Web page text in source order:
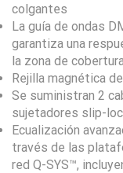
colgantes
La guía de ondas
garantiza una
la zona de
Rejilla magnética
Se suministran 2
sujetadores slip-
Ecualización
través de las
red Q-SYS™,